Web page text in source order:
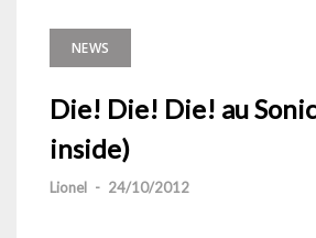
NEWS
Die! Die! Die! au
inside)
Lionel - 24/10/2012